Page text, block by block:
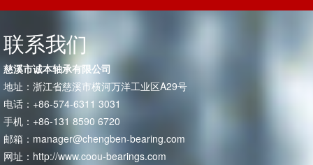
联系我们
慈溪市诚本轴承有限公司
地址：浙江省慈溪市横河万洋工业区A29号
电话：+86-574-6311 3031
手机：+86-131 8590 6720
邮箱：manager@chengben-bearing.com
网址：http://www.coou-bearings.com